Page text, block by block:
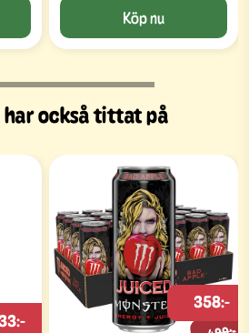
Köp nu
har också tittat på
358:-